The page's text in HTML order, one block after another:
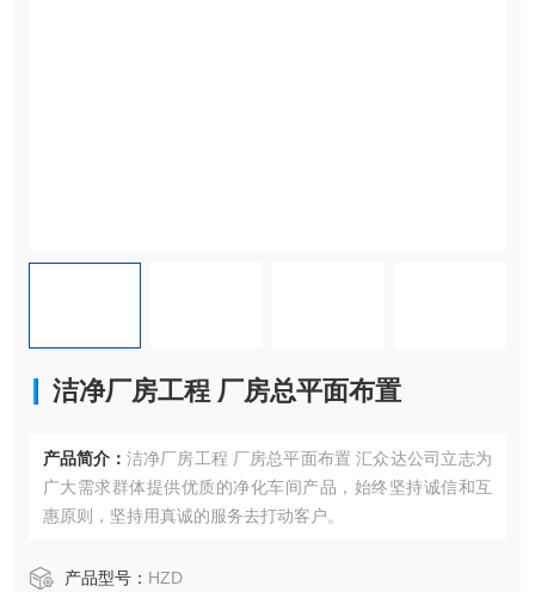
洁净厂房工程 厂房总平面布置
产品简介： 洁净厂房工程 厂房总平面布置 汇众达公司立志为
广大需求群体提供优质的净化车间产品，始终坚持诚信和互
惠原则，坚持用真诚的服务去打动客户。
产品型号： HZD